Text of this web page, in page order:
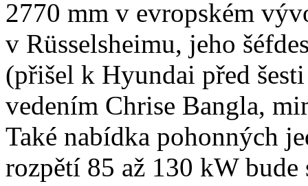
2770 mm v evropském
v Rüsselsheimu, jeho
(přišel k Hyundai před
vedením Chrise Bangla,
Také nabídka pohonných
rozpětí 85 až 130 kW